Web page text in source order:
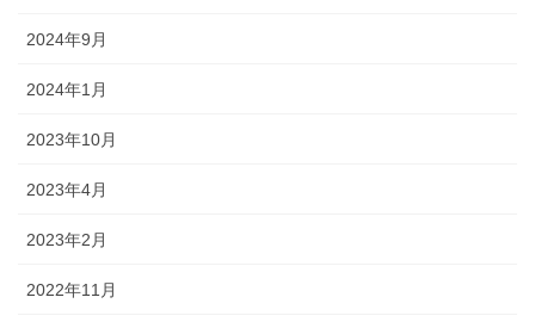
2024年9月
2024年1月
2023年10月
2023年4月
2023年2月
2022年11月